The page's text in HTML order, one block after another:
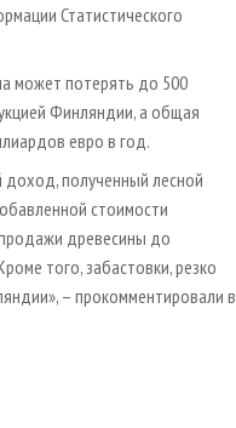
Статистического
может потерять до 500
Финляндии, а общая
евро в год.
доход, полученный лесной
стоимости
продажи древесины до
того, забастовки, резко
– прокомментировали в